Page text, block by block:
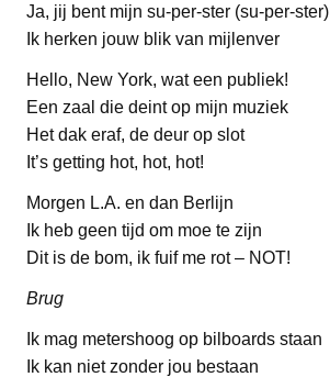
Ja, jij bent mijn su-per-ster (su-per-ster)
Ik herken jouw blik van mijlenver
Hello, New York, wat een publiek!
Een zaal die deint op mijn muziek
Het dak eraf, de deur op slot
It’s getting hot, hot, hot!
Morgen L.A. en dan Berlijn
Ik heb geen tijd om moe te zijn
Dit is de bom, ik fuif me rot – NOT!
Brug
Ik mag metershoog op bilboards staan
Ik kan niet zonder jou bestaan